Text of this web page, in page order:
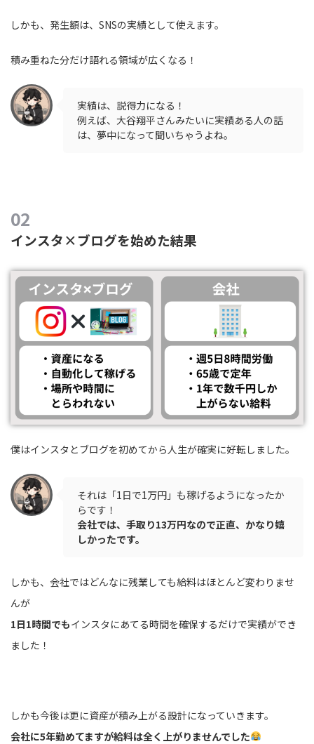
しかも、発生額は、SNSの実績として使えます。
積み重ねた分だけ語れる領域が広くなる！
実績は、説得力になる！
例えば、大谷翔平さんみたいに実績ある人の話
は、夢中になって聞いちゃうよね。
インスタ×ブログを始めた結果
僕はインスタとブログを初めてから人生が確実に好転しました。
それは「1日で1万円」も稼げるようになったか
らです！
会社では、手取り13万円なので正直、かなり嬉
しかったです。
しかも、会社ではどんなに残業しても給料はほとんど変わりませ
んが
1日1時間でもインスタにあてる時間を確保するだけで実績ができ
ました！
しかも今後は更に資産が積み上がる設計になっていきます。
会社に5年勤めてますが給料は全く上がりませんでした